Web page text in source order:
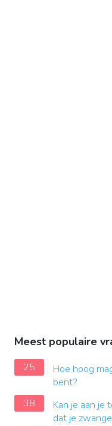
Meest populaire
25
Hoe hoog
bent?
38
Kan je aan je
dat je